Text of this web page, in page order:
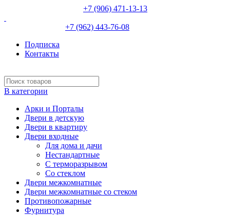
+7 (906) 471-13-13
+7 (962) 443-76-08
Подписка
Контакты
В категории
Арки и Порталы
Двери в детскую
Двери в квартиру
Двери входные
Для дома и дачи
Нестандартные
С терморазрывом
Со стеклом
Двери межкомнатные
Двери межкомнатные со стеком
Противопожарные
Фурнитура